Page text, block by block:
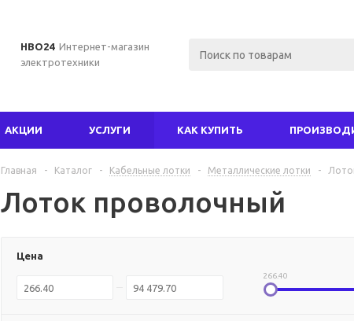
НВО24 Интернет-магазин
электротехники
АКЦИИ УСЛУГИ КАК КУПИТЬ
Главная - Каталог - Кабельные лотки - Металлические лотки -
Лоток проволочный
Цена
266.40